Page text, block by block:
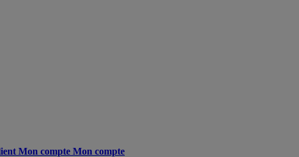
Mon compte Mon compte